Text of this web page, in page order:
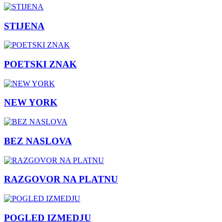
STIJENA
POETSKI ZNAK
NEW YORK
BEZ NASLOVA
RAZGOVOR NA PLATNU
POGLED IZMEDJU